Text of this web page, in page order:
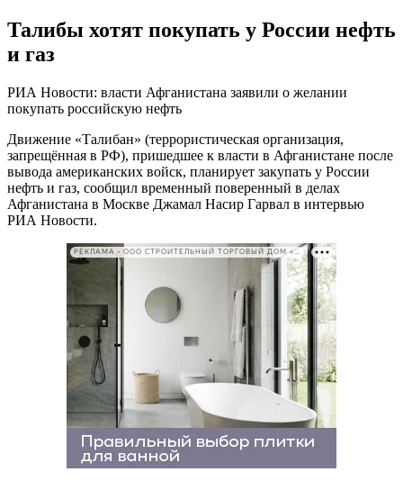
Талибы хотят покупать у России нефть
и газ
РИА Новости: власти Афганистана заявили о желании
покупать российскую нефть
Движение «Талибан» (террористическая организация,
запрещённая в РФ), пришедшее к власти в Афганистане после
вывода американских войск, планирует закупать у России
нефть и газ, сообщил временный поверенный в делах
Афганистана в Москве Джамал Насир Гарвал в интервью
РИА Новости.
РЕКЛАМА • ООО СТРОИТЕЛЬНЫЙ ТОРГОВЫЙ ДОМ «ПЕТРОВИЧ». ИНН: 7802348846